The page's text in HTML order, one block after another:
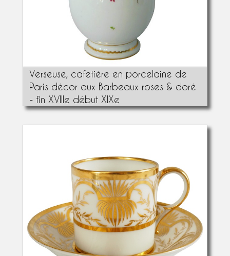
Verseuse, cafetière en porcelaine de
Paris décor aux Barbeaux roses & doré
- fin XVIIIe début XIXe